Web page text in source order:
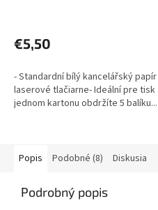
€5,50
- Standardní bílý kancelářský
laserové tlačiarne- Ideální pre
jednom kartonu obdržíte 5 balíku...
Popis Podobné (8) Diskusia
Podrobný popis